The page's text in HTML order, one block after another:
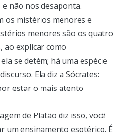
não nos desaponta.
os mistérios menores e
menores são os quatro
ao explicar como
se detém; há uma espécie
Ela diz a Sócrates:
estar o mais atento
de Platão diz isso, você
um ensinamento esotérico. É